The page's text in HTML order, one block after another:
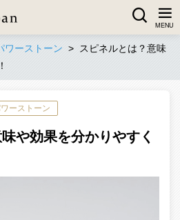
ワーストーン
スピネルとは？意味
ーストーン
や効果を分かりやすく